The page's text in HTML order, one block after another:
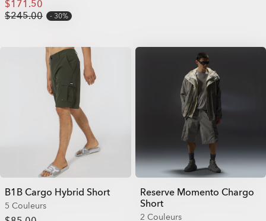
$171.50
$245.00
30%
B1B Cargo Hybrid Short
5 Couleurs
Reserve Momento Chargo
Short
2 Couleurs